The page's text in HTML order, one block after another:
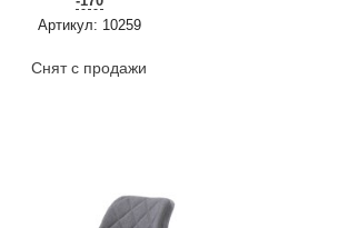
Артикул: 10259
Снят с продажи